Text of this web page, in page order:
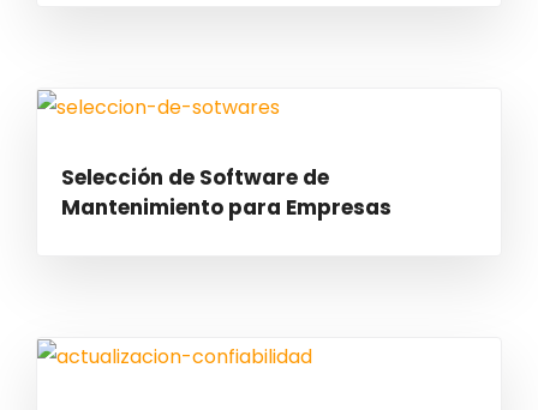
Selección de Software de
Mantenimiento para Empresas